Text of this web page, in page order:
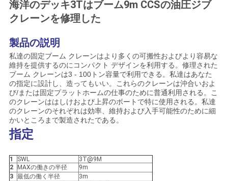
ー
品
質
管
理
ニ
ュ
海洋のデッキ3Tはブーム9m CCSの油圧ジブ
クレーンを修理した
製品の説明
私達の固定ブーム クレーンはより多くの可搬性およびより容易な
維持を提供するのにコンパクト デザインを利用する。修理された
ブーム クレーンは3 - 100トン容量で利用できる。私達はあなた
の指定に設計し、造ってもいい。これらのクレーンは沖合いおよ
び/または固定プラットホームの仕事のために普通利用される。こ
のクレーンははしけおよび上昇のボートで特に使用される。私達
のクレーンのそれぞれは効率、維持および入手可能性のために細
かいところまで製造されたである。
指定
1 SWL
3T@9M
2
MAXの働きの半径
9m
3 最低の働く半径
3m